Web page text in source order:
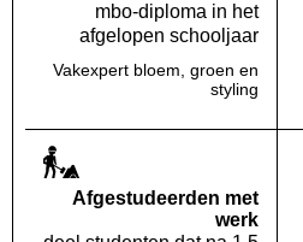
mbo-diploma in het
afgelopen schooljaar
Vakexpert bloem, groen en
styling
Af­gestudeerden met
werk